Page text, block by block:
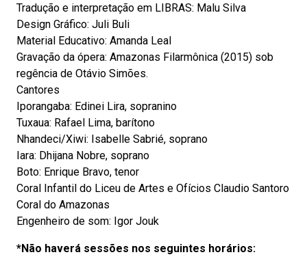
Tradução e interpretação em LIBRAS: Malu Silva
Design Gráfico: Juli Buli
Material Educativo: Amanda Leal
Gravação da ópera: Amazonas Filarmônica (2015) sob
regência de Otávio Simões.
Cantores
Iporangaba: Edinei Lira, sopranino
Tuxaua: Rafael Lima, barítono
Nhandeci/Xiwi: Isabelle Sabrié, soprano
Iara: Dhijana Nobre, soprano
Boto: Enrique Bravo, tenor
Coral Infantil do Liceu de Artes e Ofícios Claudio Santoro
Coral do Amazonas
Engenheiro de som: Igor Jouk
*Não haverá sessões nos seguintes horários: